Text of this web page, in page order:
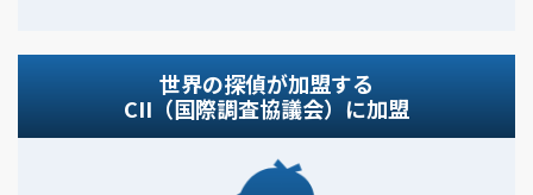
世界の探偵が加盟する
CII（国際調査協議会）に加盟